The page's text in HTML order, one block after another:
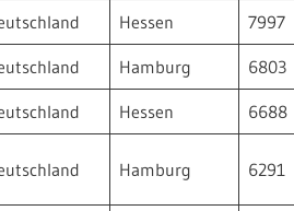
Hessen 7997
Hamburg 6803
Hessen 6688
Hamburg 6291